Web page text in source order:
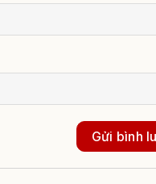
Gửi bình